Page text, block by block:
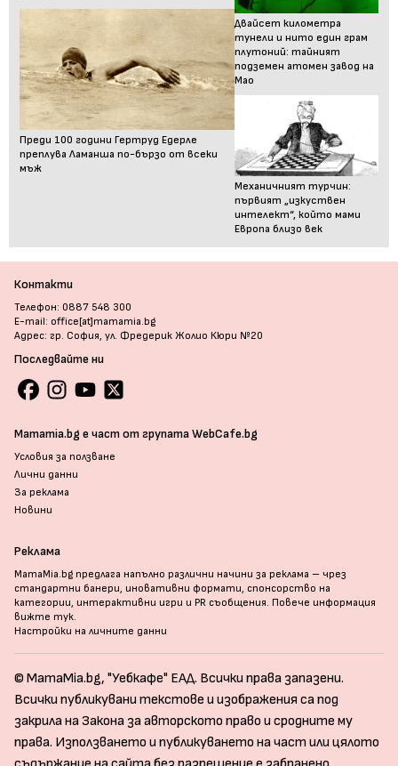
Преди 100 години Гертруд Едерле
преплува Ламанша по-бързо от всеки
мъж
Двайсет километра
тунели и нито един грам
плутоний: тайният
подземен атомен завод на
Мао
Механичният турчин:
първият „изкуствен
интелект“, който мами
Европа близо век
Контакти
Телефон: 0887 548 300
E-mail: office[at]mamamia.bg
Адрес: гр. София, ул. Фредерик Жолио Кюри №20
Последвайте ни
Mamamia.bg е част от групата WebCafe.bg
Условия за ползване
Лични данни
За реклама
Новини
Реклама
MamaMia.bg предлага напълно различни начини за реклама – чрез
стандартни банери, иновативни формати, спонсорство на
категории, интерактивни игри и PR съобщения. Повече информация
вижте тук.
Настройки на личните данни
© MamaMia.bg, "Уебкафе" ЕАД. Всички права запазени.
Всички публикувани текстове и изображения са под
закрила на Закона за авторското право и сродните му
права. Използването и публикуването на част или цялото